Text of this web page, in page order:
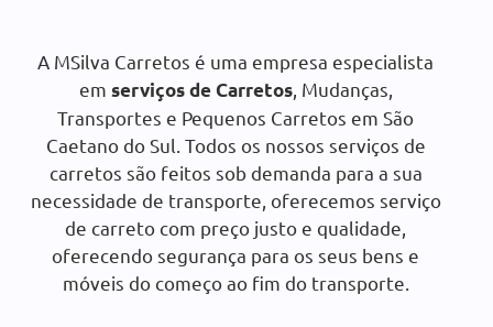
SOLICITAR ORÇAMENTO
A MSilva Carretos é uma empresa especialista
em serviços de Carretos, Mudanças,
Transportes e Pequenos Carretos em São
Caetano do Sul. Todos os nossos serviços de
carretos são feitos sob demanda para a sua
necessidade de transporte, oferecemos serviço
de carreto com preço justo e qualidade,
oferecendo segurança para os seus bens e
móveis do começo ao fim do transporte.